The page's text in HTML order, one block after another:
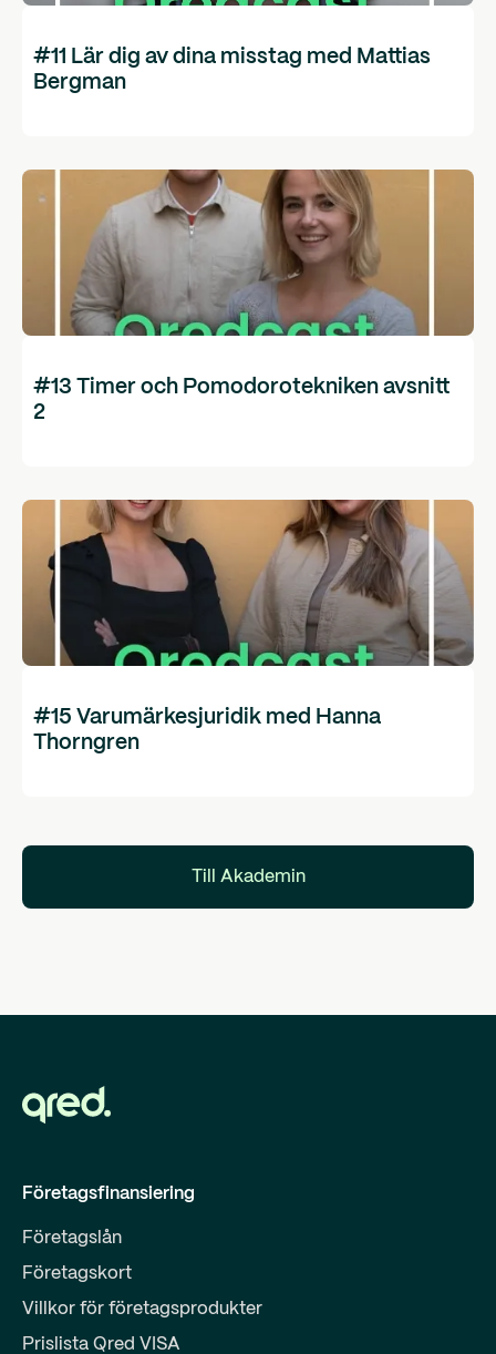
#11 Lär dig av dina misstag med Mattias
Bergman
#13 Timer och Pomodorotekniken avsnitt
2
#15 Varumärkesjuridik med Hanna
Thorngren
Till Akademin
Företagsfinansiering
Företagslån
Företagskort
Villkor för företagsprodukter
Prislista Qred VISA